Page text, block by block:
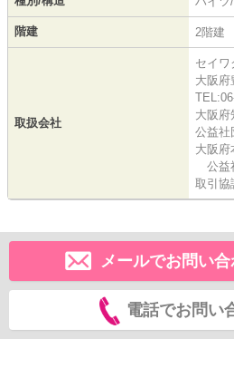
階建 2階建
取扱会社
セイワ
大阪府
大阪府
公益
大阪
公益
取引
メールでお問い
電話でお問い